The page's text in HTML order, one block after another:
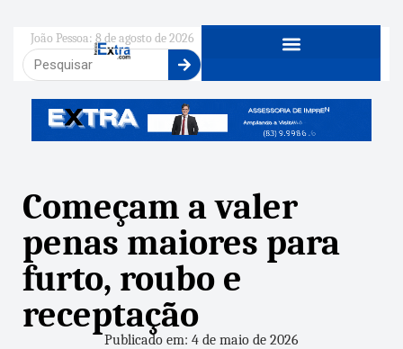
João Pessoa: 8 de agosto de 2026
Começam a valer
penas maiores para
furto, roubo e
receptação
Publicado em: 4 de maio de 2026